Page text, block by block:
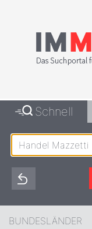
Schnell
BUNDESLÄNDER